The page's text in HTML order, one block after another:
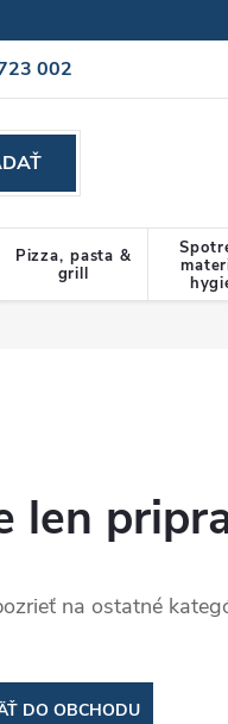
002
policy
Pizza, pasta &
grill
len
na ostatné
DO OBCHODU